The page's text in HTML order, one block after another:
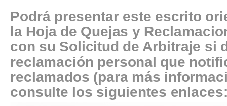
Podrá presentar este escrito
la Hoja de Quejas y
con su Solicitud de Arbitraje si
reclamación personal que
reclamados (para más
consulte los siguientes